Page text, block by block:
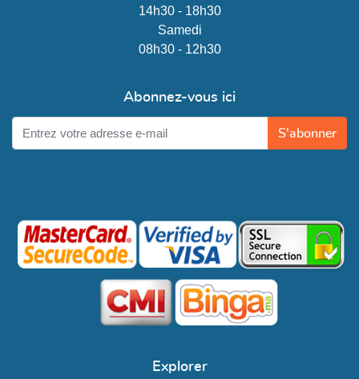
14h30 - 18h30
Samedi
08h30 - 12h30
Abonnez-vous ici
S'abonner
Explorer